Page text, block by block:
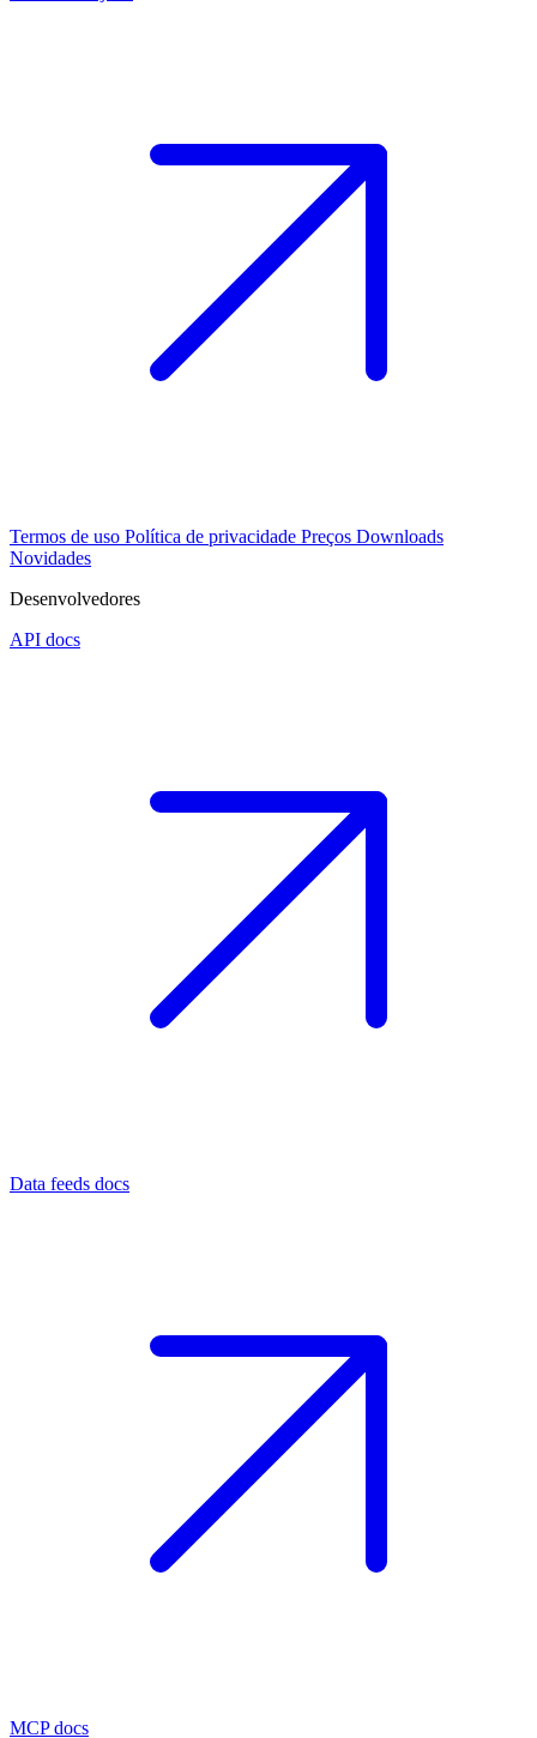
Termos de uso Política de privacidade Preços Downloads
Novidades
Desenvolvedores
API docs
Data feeds docs
MCP docs